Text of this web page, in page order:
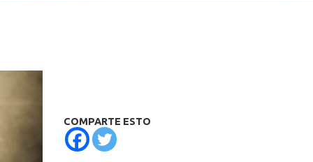
COMPARTE ESTO